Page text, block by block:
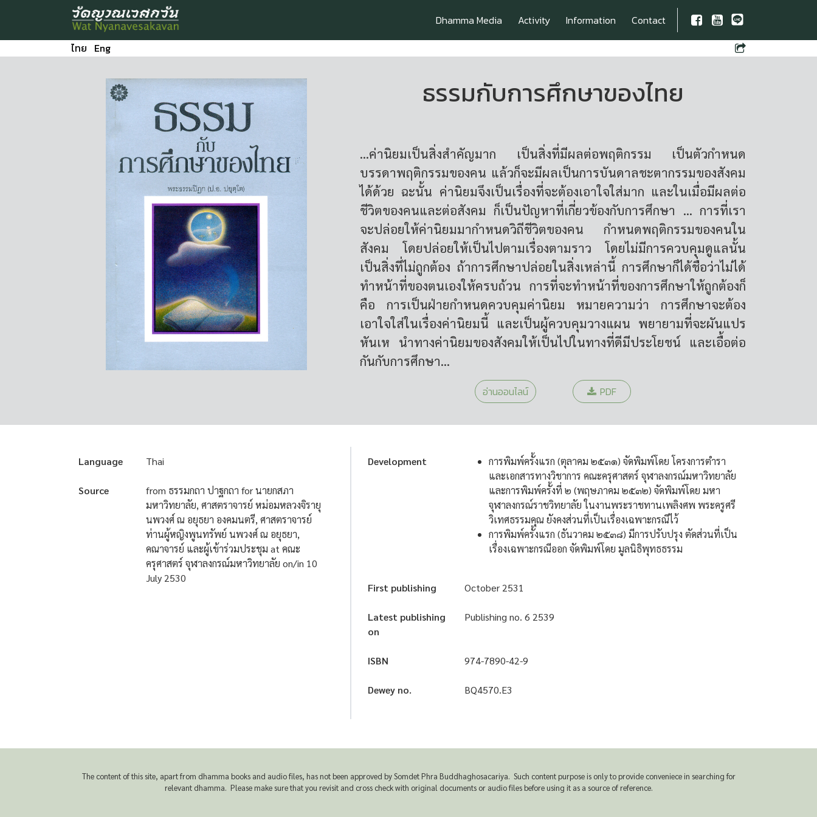
Dhamma Media Activity Information
Contact
ไทย Eng
ธรรมกับการศึกษาของไทย
...ค่านิยมเป็นสิ่งสำคัญมาก เป็นสิ่งที่มีผลต่อพฤติกรรม เป็นตัวกำหนด
บรรดาพฤติกรรมของคน แล้วก็จะมีผลเป็นการบันดาลชะตากรรมของสังคม
ได้ด้วย ฉะนั้น ค่านิยมจึงเป็นเรื่องที่จะต้องเอาใจใส่มาก และในเมื่อมีผลต่อ
ชีวิตของคนและต่อสังคม ก็เป็นปัญหาที่เกี่ยวข้องกับการศึกษา ... การที่เรา
จะปล่อยให้ค่านิยมมากำหนดวิถีชีวิตของคน กำหนดพฤติกรรมของคนใน
สังคม โดยปล่อยให้เป็นไปตามเรื่องตามราว โดยไม่มีการควบคุมดูแลนั้น
เป็นสิ่งที่ไม่ถูกต้อง ถ้าการศึกษาปล่อยในสิ่งเหล่านี้ การศึกษาก็ได้ชื่อว่าไม่ได้
ทำหน้าที่ของตนเองให้ครบถ้วน การที่จะทำหน้าที่ของการศึกษาให้ถูกต้องก็
คือ การเป็นฝ่ายกำหนดควบคุมค่านิยม หมายความว่า การศึกษาจะต้อง
เอาใจใส่ในเรื่องค่านิยมนี้ และเป็นผู้ควบคุมวางแผน พยายามที่จะผันแปร
หันเห นำทางค่านิยมของสังคมให้เป็นไปในทางที่ดีมีประโยชน์ และเอื้อต่อ
กันกับการศึกษา...
อ่านออนไลน์ PDF
Language Thai
Source
from ธรรมกถา ปาฐกถา for นายกสภา
มหาวิทยาลัย, ศาสตราจารย์ หม่อมหลวงจิรายุ
นพวงศ์ ณ อยุธยา องคมนตรี, ศาสตราจารย์
ท่านผู้หญิงพูนทรัพย์ นพวงศ์ ณ อยุธยา,
คณาจารย์ และผู้เข้าร่วมประชุม at คณะ
ครุศาสตร์ จุฬาลงกรณ์มหาวิทยาลัย on/in 10
July 2530
Development
การพิมพ์ครั้งแรก (ตุลาคม ๒๕๓๑) จัดพิมพ์โดย โครงการตำรา
และเอกสารทางวิชาการ คณะครุศาสตร์ จุฬาลงกรณ์มหาวิทยาลัย
และการพิมพ์ครั้งที่ ๒ (พฤษภาคม ๒๕๓๒) จัดพิมพ์โดย มหา
จุฬาลงกรณ์ราชวิทยาลัย ในงานพระราชทานเพลิงศพ พระครูศรี
วิเทศธรรมคุณ ยังคงส่วนที่เป็นเรื่องเฉพาะกรณีไว้
การพิมพ์ครั้งแรก (ธันวาคม ๒๕๓๘) มีการปรับปรุง ตัดส่วนที่เป็น
เรื่องเฉพาะกรณีออก จัดพิมพ์โดย มูลนิธิพุทธธรรม
First publishing October 2531
Latest publishing
on
Publishing no. 6 2539
ISBN 974-7890-42-9
Dewey no. BQ4570.E3
The content of this site, apart from dhamma books and audio files, has not been approved by Somdet Phra Buddhaghosacariya. Such content purpose is only to provide conveniece in searching for
relevant dhamma. Please make sure that you revisit and cross check with original documents or audio files before using it as a source of reference.